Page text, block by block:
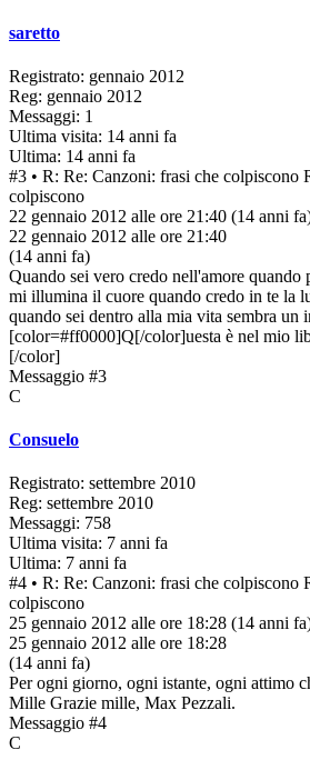
saretto
Registrato: gennaio 2012
Reg: gennaio 2012
Messaggi: 1
Ultima visita: 14 anni fa
Ultima: 14 anni fa
#3 • R: Re: Canzoni: frasi che colpiscono
colpiscono
22 gennaio 2012 alle ore 21:40 (14 anni
22 gennaio 2012 alle ore 21:40
(14 anni fa)
Quando sei vero credo nell'amore quando
mi illumina il cuore quando credo in te la
quando sei dentro alla mia vita sembra un
[color=#ff0000]Q[/color]uesta è nel mio
[/color]
Messaggio #3
C
Consuelo
Registrato: settembre 2010
Reg: settembre 2010
Messaggi: 758
Ultima visita: 7 anni fa
Ultima: 7 anni fa
#4 • R: Re: Canzoni: frasi che colpiscono
colpiscono
25 gennaio 2012 alle ore 18:28 (14 anni
25 gennaio 2012 alle ore 18:28
(14 anni fa)
Per ogni giorno, ogni istante, ogni attimo
Mille Grazie mille, Max Pezzali.
Messaggio #4
C